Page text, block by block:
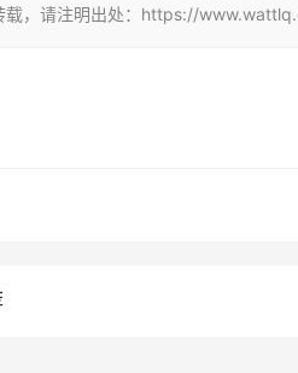
载，请注明出处：https://